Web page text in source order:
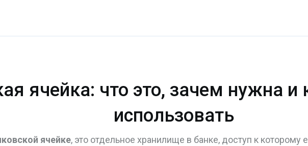
ячейка: что это, зачем нужна и
использовать
ячейке, это отдельное хранилище в банке, доступ к которому